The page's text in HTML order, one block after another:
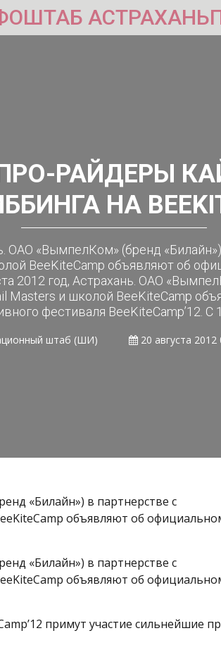
РАЙДЕРЫ
НА
ОАО «ВымпелКом» (бренд
BeeKiteCamp объявляют об
2012 год, Астрахань. ОАО
Masters и школой BeeKiteCamp
фестиваля BeeKiteCamp’12. С
штаб (ШИ) 20 августа 2012
«Билайн») в партнерстве с
объявляют об
«Билайн») в партнерстве с
объявляют об
примут участие сильнейшие